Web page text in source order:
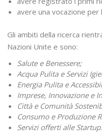
avere una vocazione per
Gli ambiti della ricerca
Nazioni Unite e sono:
Salute e Benessere;
Acqua Pulita e Servizi
Energia Pulita e
Imprese, Innovazione e
Città e Comunità
Consumo e Produzione
Servizi offerti alle Startup.